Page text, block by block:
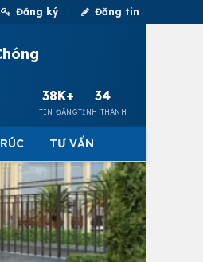
Đăng ký Đăng tin
38K+
TIN ĐĂNG
34
TỈNH THÀNH
TƯ VẤN